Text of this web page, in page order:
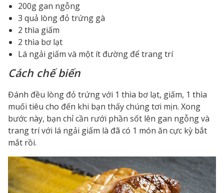
200g gan ngỗng
3 quả lòng đỏ trứng gà
2 thìa giấm
2 thìa bơ lạt
Lá ngải giấm và một ít đường để trang trí
Cách chế biến
Đánh đều lòng đỏ trứng với 1 thìa bơ lạt, giấm, 1 thìa
muối tiêu cho đến khi bạn thấy chúng tơi mịn. Xong
bước này, bạn chỉ cần rưới phần sốt lên gan ngỗng và
trang trí với lá ngải giấm là đã có 1 món ăn cực kỳ bắt
mắt rồi.